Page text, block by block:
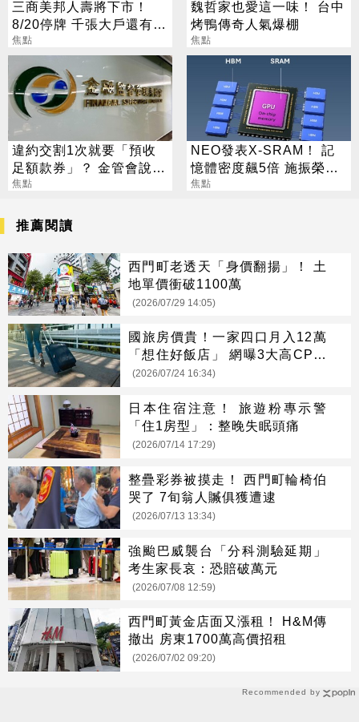
三商美邦人壽將下市！
8/20停牌 千張大戶還有
252人
焦點
魏哲家也愛這一味！ 台中
烤鴨傳奇人氣爆棚
焦點
違約交割1次就要「預收
足額款券」？ 金管會說話
了
焦點
NEO發表X-SRAM！ 記
憶體密度飆5倍 施振榮：
半導體迎新革命
焦點
Recommended by
推薦閱讀
西門町老透天「身價翻揚」！ 土
地單價衝破1100萬
(2026/07/29 14:05)
國旅房價貴！一家四口月入12萬
「想住好飯店」 網曝3大高CP值
解方
(2026/07/24 16:34)
日本住宿注意！ 旅遊粉專示警
「住1房型」：整晚失眠頭痛
(2026/07/14 17:29)
整疊彩券被摸走！ 西門町輪椅伯
哭了 7旬翁人贓俱獲遭逮
(2026/07/13 13:34)
強颱巴威襲台「分科測驗延期」
考生家長哀：恐賠破萬元
(2026/07/08 12:59)
西門町黃金店面又漲租！ H&M傳
撤出 房東1700萬高價招租
(2026/07/02 09:20)